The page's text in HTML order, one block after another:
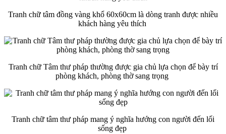
Tranh chữ tâm đồng vàng khổ 60x60cm là dòng tranh được nhiều
khách hàng yêu thích
Tranh chữ Tâm thư pháp thường được gia chủ lựa chọn để bày trí
phòng khách, phòng thờ sang trọng
Tranh chữ tâm thư pháp mang ý nghĩa hướng con người đến lối
sống đẹp